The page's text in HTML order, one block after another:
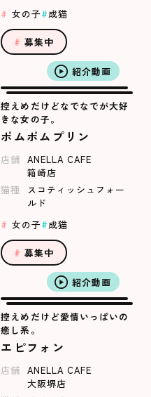
女の子
成猫
募集中
紹介動画
控えめだけどなでなでが大好
きな女の子。
ポムポムプリン
店舗 ANELLA CAFE
箱崎店
猫種
スコティッシュフォー
ルド
女の子
成猫
募集中
紹介動画
控えめだけど愛情いっぱいの
癒し系。
エピフォン
店舗 ANELLA CAFE
大阪堺店